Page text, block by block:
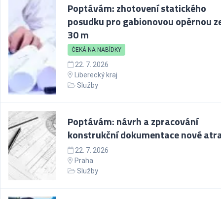
Poptávám: zhotovení statického
posudku pro gabionovou opěrnou
30 m
ČEKÁ NA NABÍDKY
22. 7. 2026
Liberecký kraj
Služby
Poptávám: návrh a zpracování
konstrukční dokumentace nové
22. 7. 2026
Praha
Služby